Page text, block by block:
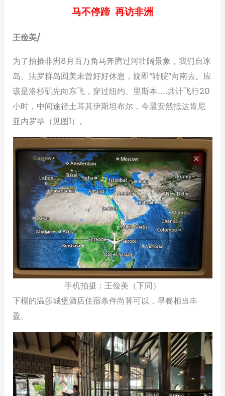
马不停蹄 再访非洲
王俭美/
为了拍摄非洲8月百万角马奔腾过河壮阔景象，我们自冰
岛、法罗群岛回美未曾好好休息，旋即“转腚”向南去。应
该是洛杉矶先向东飞，穿过纽约、里斯本……共计飞行20
小时，中间途径土耳其伊斯坦布尔，今晨安然抵达肯尼
亚内罗毕（见图1）。
手机拍摄：王俭美（下同）
下榻的温莎城堡酒店住宿条件尚算可以，早餐相当丰
盈。